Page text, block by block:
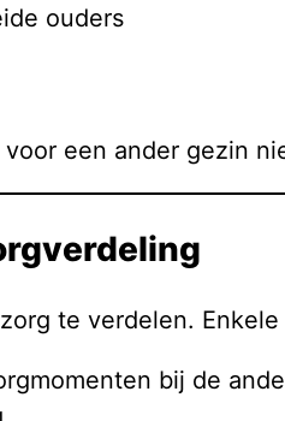
ouders
een ander gezin
te verdelen.
bij de